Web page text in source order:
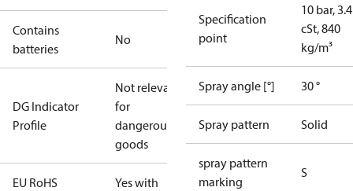
Contains
batteries
No
DG Indicator
Profile
Not relevant
for
dangerous
goods
EU RoHS
Yes with
Specification
point
10 bar, 3.4
cSt, 840
kg/m³
Spray angle [°] 30 °
Spray pattern Solid
spray pattern
marking
S